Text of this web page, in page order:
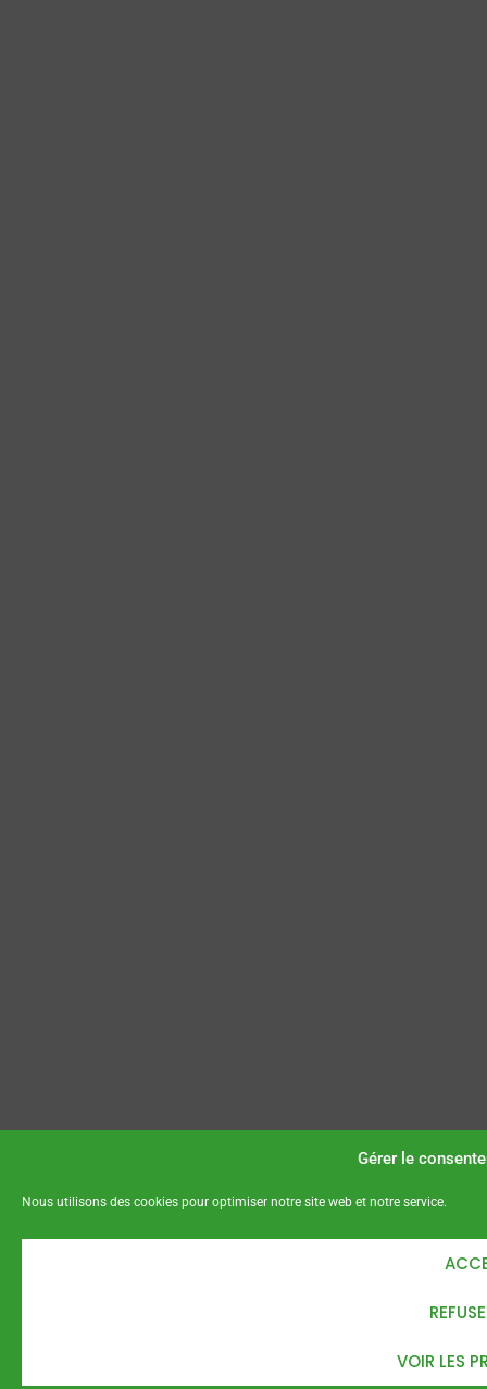
Gérer le
Nous utilisons des cookies pour optimiser notre site web et notre service.
VOIR LES